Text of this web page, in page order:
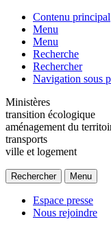
Contenu principal
Menu
Menu
Recherche
Rechercher
Navigation sous
Ministères
transition écologique
aménagement du
transports
ville et logement
Rechercher Menu
Espace presse
Nous rejoindre